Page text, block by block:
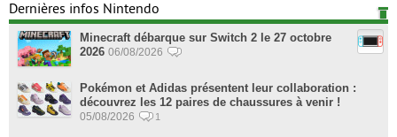
Dernières infos Nintendo
Minecraft débarque sur Switch 2 le 27 octobre
2026 06/08/2026
Pokémon et Adidas présentent leur collaboration :
découvrez les 12 paires de chaussures à venir !
05/08/2026 1